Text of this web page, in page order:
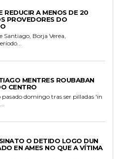
REDUCIR A MENOS DE 20
PROVEDORES DO
Borja Verea,
MENTRES ROUBABAN
CENTRO
pasado domingo tras ser pilladas 'in
O DETIDO LOGO DUN
EN AMES NO QUE A VÍTIMA